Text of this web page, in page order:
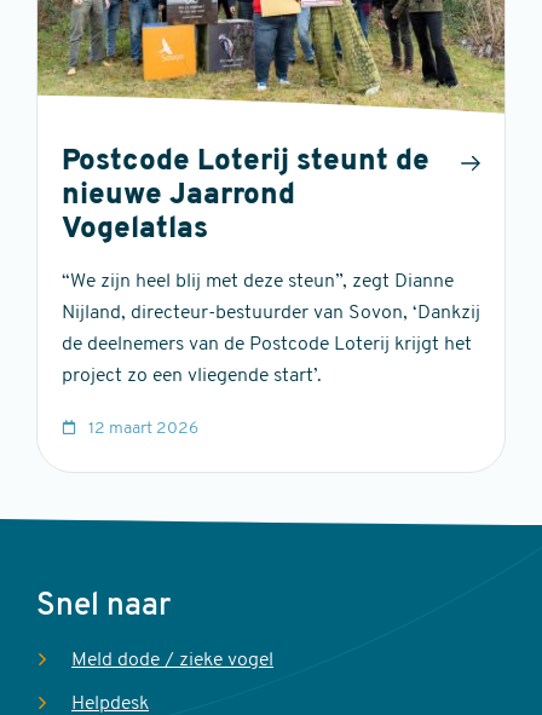
Postcode Loterij steunt de
nieuwe Jaarrond
Vogelatlas
“We zijn heel blij met deze steun”, zegt Dianne
Nijland, directeur-bestuurder van Sovon, ‘Dankzij
de deelnemers van de Postcode Loterij krijgt het
project zo een vliegende start’.
12 maart 2026
Voet
Snel naar
Meld dode / zieke vogel
Helpdesk